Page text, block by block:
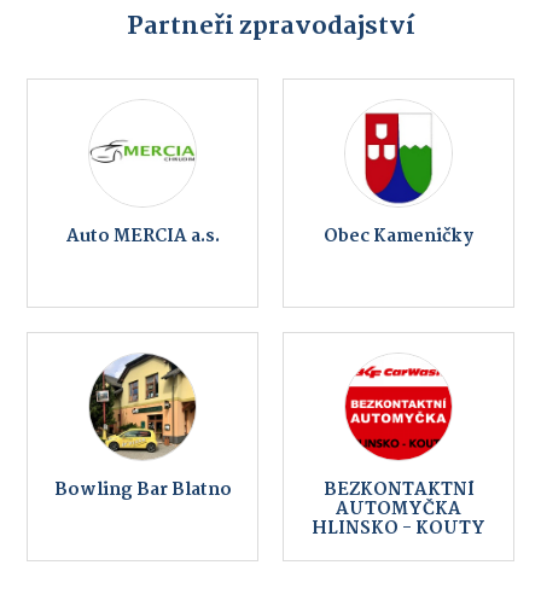
Partneři zpravodajství
Auto MERCIA a.s. Obec Kameničky
Bowling Bar Blatno BEZKONTAKTNÍ
AUTOMYČKA
HLINSKO - KOUTY